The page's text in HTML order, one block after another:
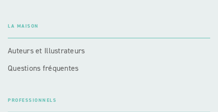
LA MAISON
Auteurs et Illustrateurs
Questions fréquentes
PROFESSIONNELS